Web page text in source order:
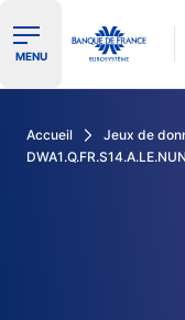
Ouvrir le menu de
MENU
Accueil Jeux de